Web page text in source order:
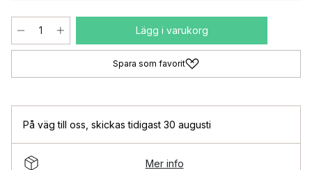
Lägg i varukorg
Spara som favorit
På väg till oss skickas tidigast 30 augusti
Mer info